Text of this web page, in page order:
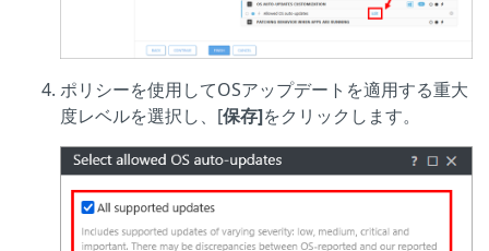
ポリシーを使用してOSアップデートを適用する重大
度レベルを選択し、[保存]をクリックします。